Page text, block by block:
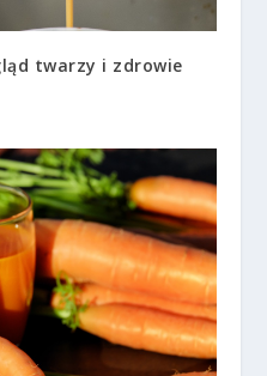
twarzy i zdrowie